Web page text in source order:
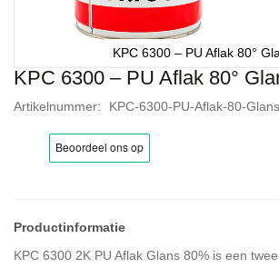
KPC 6300 – PU Aflak 80°
Artikelnummer KPC-6300-PU-Aflak-80-Glans
KPC 6300 2K PU Aflak Glans 80% is een
KPC 6300 – PU Aflak 80°
Ga
het